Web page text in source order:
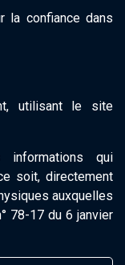
la confiance dans
utilisant le site
qui
soit, directement
auxquelles
78-17 du 6 janvier